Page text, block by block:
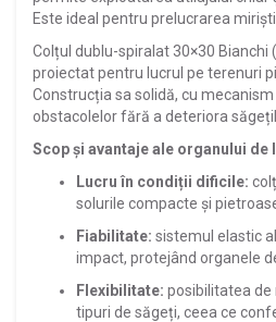
Este ideal pentru prelucrarea
Colțul dublu-spiralat 30×30 Bianchi
proiectat pentru lucrul pe terenuri
Construcția sa solidă, cu
obstacolelor fără a deteriora
Scop și avantaje ale organului de
Lucru în condiții dificile:
solurile compacte și
Fiabilitate: sistemul elastic
impact, protejând organele
Flexibilitate: posibilitatea
tipuri de săgeți, ceea ce